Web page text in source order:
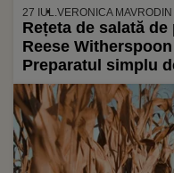
27 IUL. VERONICA MAVRODIN
Rețeta de salată
Reese
Preparatul simplu
zi